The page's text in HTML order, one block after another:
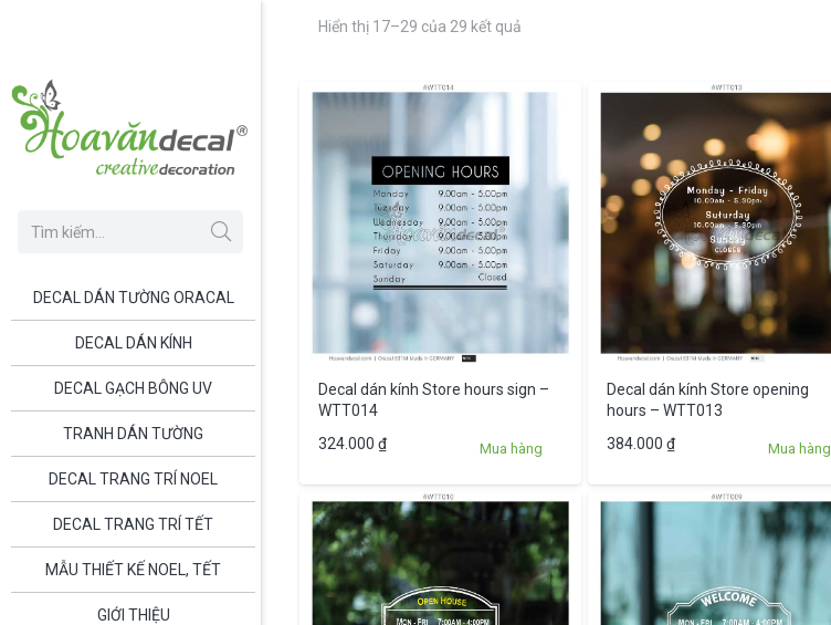
DECAL DÁN TƯỜNG ORACAL
DECAL DÁN KÍNH
DECAL GẠCH BÔNG UV
TRANH DÁN TƯỜNG
DECAL TRANG TRÍ NOEL
DECAL TRANG TRÍ TẾT
MẪU THIẾT KẾ NOEL, TẾT
GIỚI THIỆU
Hiển thị 17–29 của 29 kết quả
Decal dán kính Store hours sign –
WTT014
324.000 ₫ Mua hàng
Decal dán kính Store opening
hours – WTT013
384.000 ₫ Mua hàng